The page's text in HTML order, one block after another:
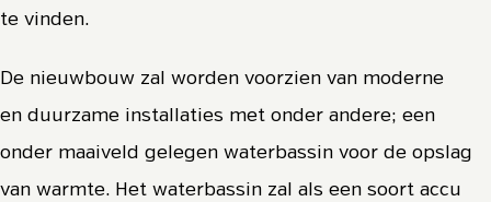
te vinden.
De nieuwbouw zal worden voorzien van moderne
en duurzame installaties met onder andere; een
onder maaiveld gelegen waterbassin voor de opslag
van warmte. Het waterbassin zal als een soort accu